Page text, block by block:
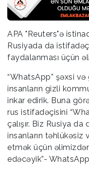
APA "Reuters"ə
Rusiyada da
faydalanması üçün
“WhatsApp” şəxsi
insanların gizli
inkar edirik. Buna
rus istifadəçisini
çalışır. Biz Rusiya
insanların təhlükəsiz
etmək üçün
edəcəyik”-